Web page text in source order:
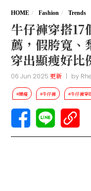
HOME Fashion Trends
牛仔褲穿搭
薦，假胯寬、
穿出顯瘦好比
06 Jun 2025更新 | by
#顯瘦 #牛仔褲 #牛仔褲穿